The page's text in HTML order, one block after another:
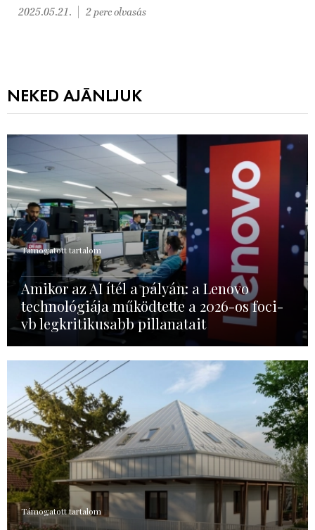
2025.05.21. 2 perc olvasás
NEKED AJÁNLJUK
Támogatott tartalom
Amikor az AI ítél a pályán: a Lenovo
technológiája működtette a 2026-os foci-
vb legkritikusabb pillanatait
Támogatott tartalom